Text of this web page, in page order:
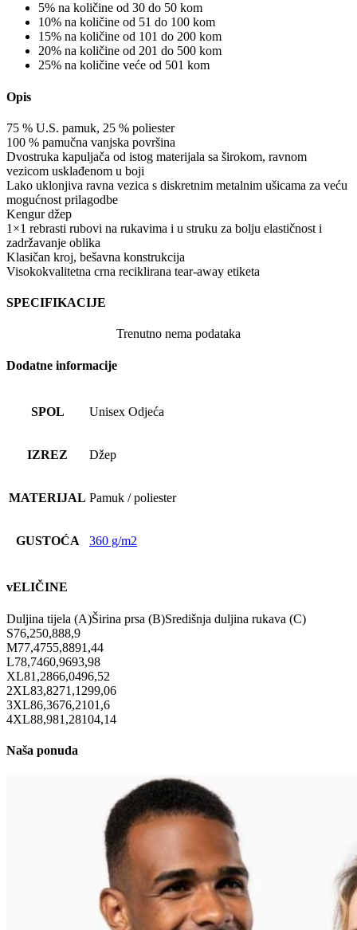
5% na količine od 30 do 50 kom
10% na količine od 51 do 100 kom
15% na količine od 101 do 200 kom
20% na količine od 201 do 500 kom
25% na količine veće od 501 kom
Opis
75 % U.S. pamuk, 25 % poliester
100 % pamučna vanjska površina
Dvostruka kapuljača od istog materijala sa širokom, ravnom
vezicom usklađenom u boji
Lako uklonjiva ravna vezica s diskretnim metalnim ušicama za veću
mogućnost prilagodbe
Kengur džep
1×1 rebrasti rubovi na rukavima i u struku za bolju elastičnost i
zadržavanje oblika
Klasičan kroj, bešavna konstrukcija
Visokokvalitetna crna reciklirana tear-away etiketa
SPECIFIKACIJE
Trenutno nema podataka
Dodatne informacije
SPOL Unisex Odjeća
IZREZ Džep
MATERIJAL Pamuk / poliester
GUSTOĆA 360 g/m2
vELIČINE
Duljina tijela (A)Širina prsa (B)Središnja duljina rukava (C)
S76,250,888,9
M77,4755,8891,44
L78,7460,9693,98
XL81,2866,0496,52
2XL83,8271,1299,06
3XL86,3676,2101,6
4XL88,981,28104,14
Naša ponuda